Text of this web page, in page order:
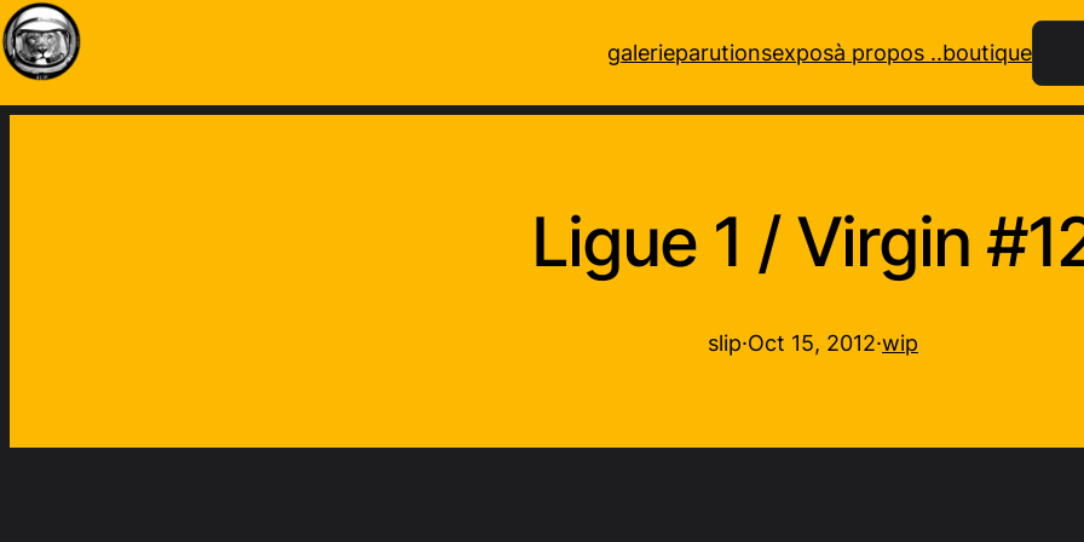
galerieparutionsexposà propos ..boutique
Ligue 1 / Virgin
slip·Oct 15, 2012·wip